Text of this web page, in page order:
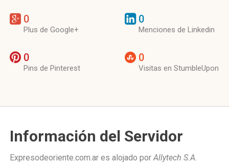
0
Plus de Google+
0
Menciones de Linkedin
0
Pins de Pinterest
0
Visitas en StumbleUpon
Información del Servidor
Expresodeoriente.com.ar es alojado porAllytech S.A.